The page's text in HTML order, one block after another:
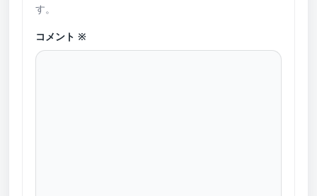
す。
コメント ※